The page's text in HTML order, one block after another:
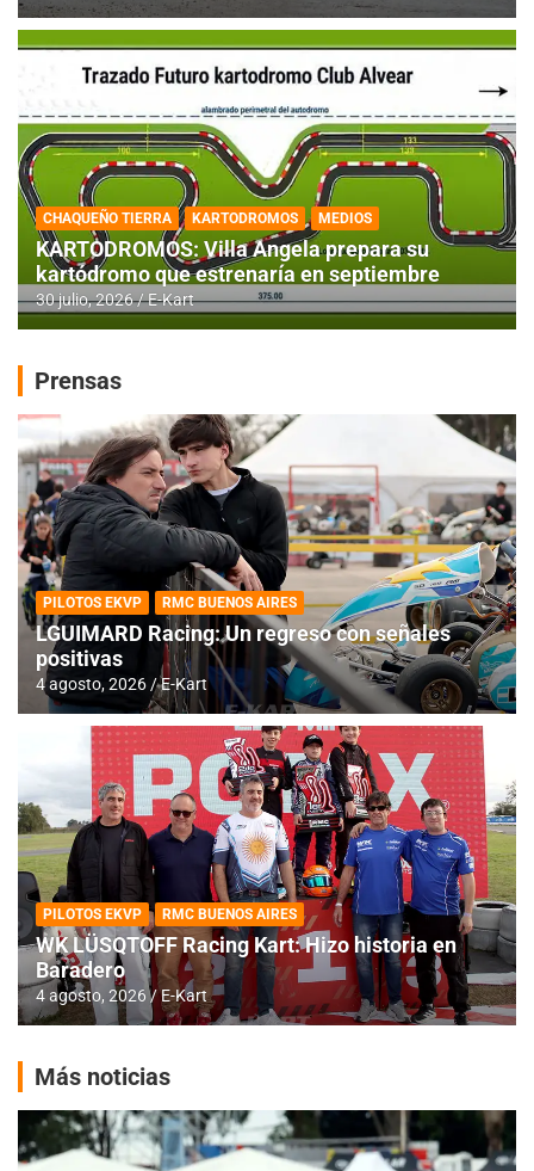
CHAQUEÑO TIERRA KARTODROMOS MEDIOS
KARTODROMOS: Villa Angela prepara su
kartódromo que estrenaría en septiembre
30 julio, 2026 E-Kart
Prensas
PILOTOS EKVP RMC BUENOS AIRES
LGUIMARD Racing: Un regreso con señales
positivas
4 agosto, 2026 E-Kart
PILOTOS EKVP RMC BUENOS AIRES
WK LÜSQTOFF Racing Kart: Hizo historia en
Baradero
4 agosto, 2026 E-Kart
Más noticias